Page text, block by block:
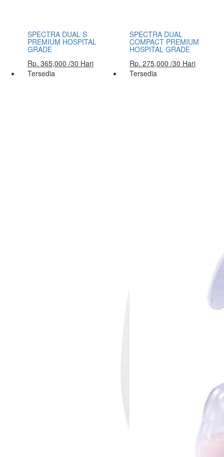
SPECTRA DUAL S
PREMIUM HOSPITAL
GRADE
Rp. 365,000 /30 Hari
SPECTRA DUAL
COMPACT PREMIUM
HOSPITAL GRADE
Rp. 275,000 /30 Hari
Tersedia
Tersedia